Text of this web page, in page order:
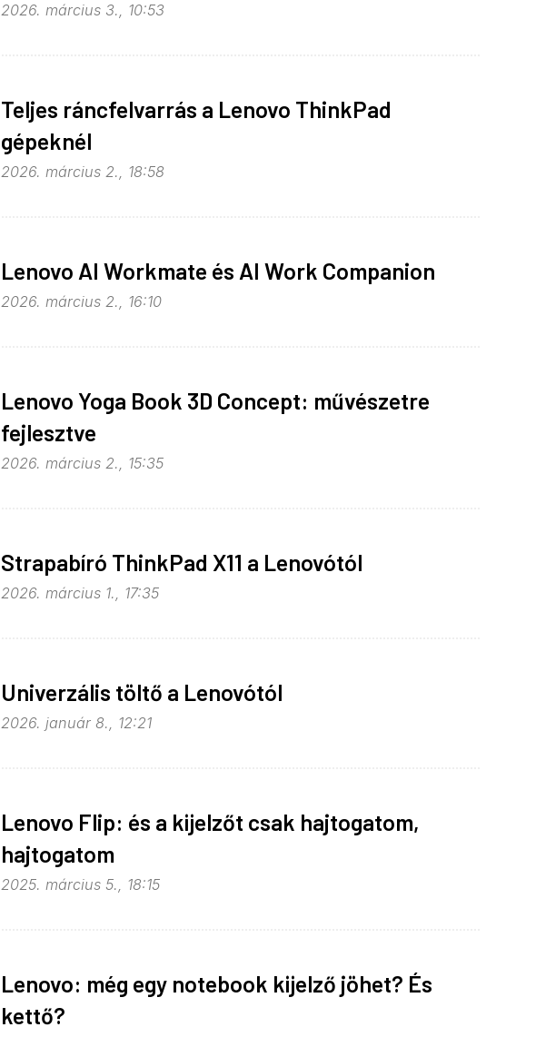
2026. március 3., 10:53
Teljes ráncfelvarrás a Lenovo ThinkPad
gépeknél
2026. március 2., 18:58
Lenovo AI Workmate és AI Work Companion
2026. március 2., 16:10
Lenovo Yoga Book 3D Concept: művészetre
fejlesztve
2026. március 2., 15:35
Strapabíró ThinkPad X11 a Lenovótól
2026. március 1., 17:35
Univerzális töltő a Lenovótól
2026. január 8., 12:21
Lenovo Flip: és a kijelzőt csak hajtogatom,
hajtogatom
2025. március 5., 18:15
Lenovo: még egy notebook kijelző jöhet? És
kettő?